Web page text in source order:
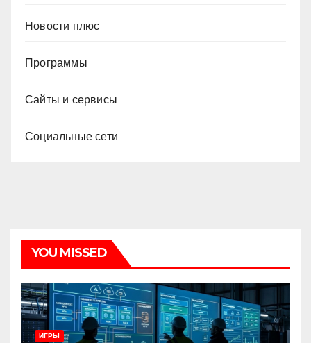
Новости плюс
Программы
Сайты и сервисы
Социальные сети
YOU MISSED
ИГРЫ